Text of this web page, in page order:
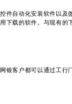
自动化安装软件以及
下载的软件。与现有
客户都可以通过工行门